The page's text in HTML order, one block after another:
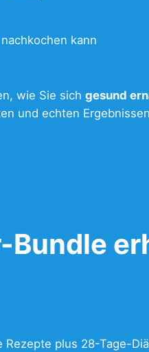
kann
wie Sie sich gesund
und echten
Bundle
plus 28-Tage-